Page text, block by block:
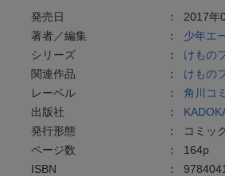
発売日 ： 2017年
著者／編集
： 少年エ
シリーズ
： けもの
関連作品
： けもの
レーベル
： 角川コ
出版社
：
発行形態
：
コミッ
ページ数
： 164p
ISBN
：